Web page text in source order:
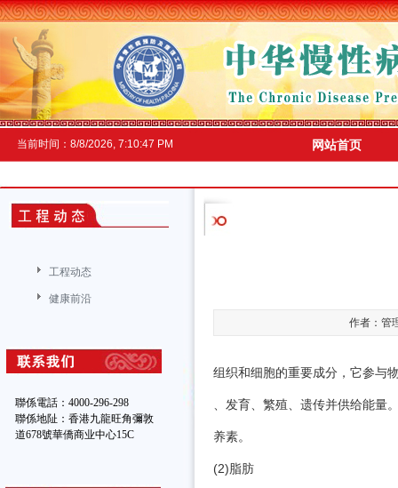
网站首页
当前时间： 8/8/2026, 7:10:48 PM
聯係電話：4000-296-298
聯係地阯：香港九龍旺角彌敦
道678號華僑商业中心15C
工程动态
健康前沿
作者：管
组织和细胞的重要成分，它参与
、发育、繁殖、遗传并供给能量
养素。
(2)脂肪